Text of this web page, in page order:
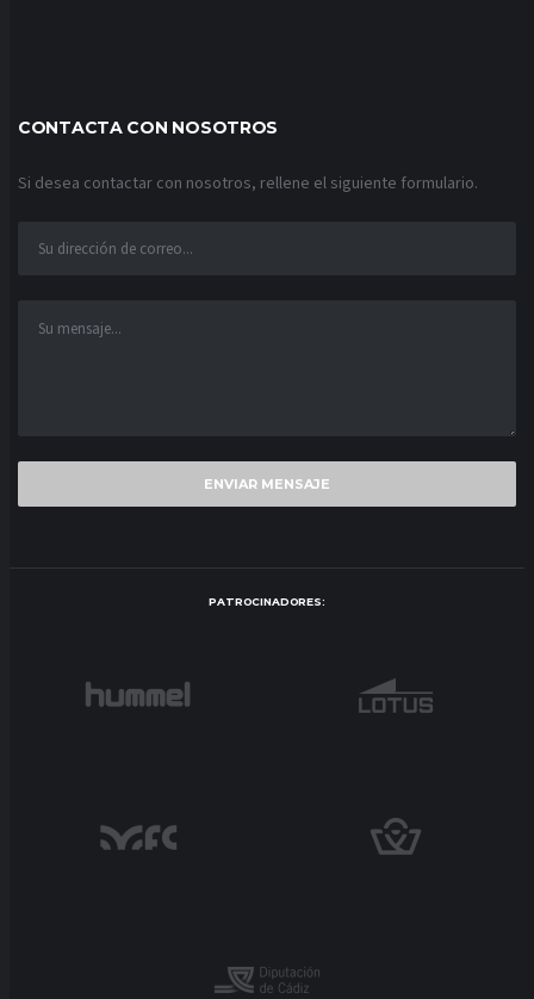
CONTACTA CON NOSOTROS
Si desea contactar con nosotros, rellene el siguiente formulario.
PATROCINADORES: